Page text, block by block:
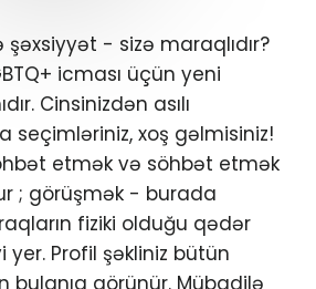
şəxsiyyət - sizə maraqlıdır?
icması üçün yeni
Cinsinizdən asılı
seçimləriniz, xoş gəlmisiniz!
etmək və söhbət etmək
; görüşmək - burada
fiziki olduğu qədər
Profil şəkliniz bütün